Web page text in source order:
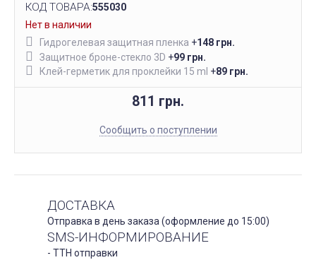
КОД ТОВАРА:555030
Нет в наличии
Гидрогелевая защитная пленка +148 грн.
Защитное броне-стекло 3D +99 грн.
Клей-герметик для проклейки 15 ml +89 грн.
811 грн.
Сообщить о поступлении
ДОСТАВКА
Отправка в день заказа (оформление до 15:00)
SMS-ИНФОРМИРОВАНИЕ
- ТТН отправки